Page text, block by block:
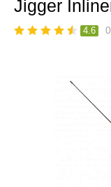
Jigger
4.6 0